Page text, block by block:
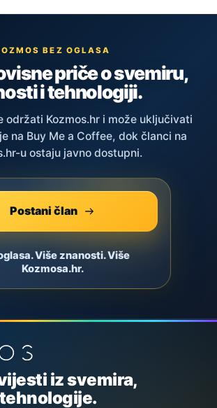
BEZ OGLASA
priče o svemiru,
i tehnologiji.
održati Kozmos.hr i može uključivati
na Buy Me a Coffee, dok članci na
u ostaju javno dostupni.
Postani član
Više znanosti. Više
Kozmosa.hr.
iz svemira,